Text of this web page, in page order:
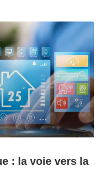
: la voie vers la